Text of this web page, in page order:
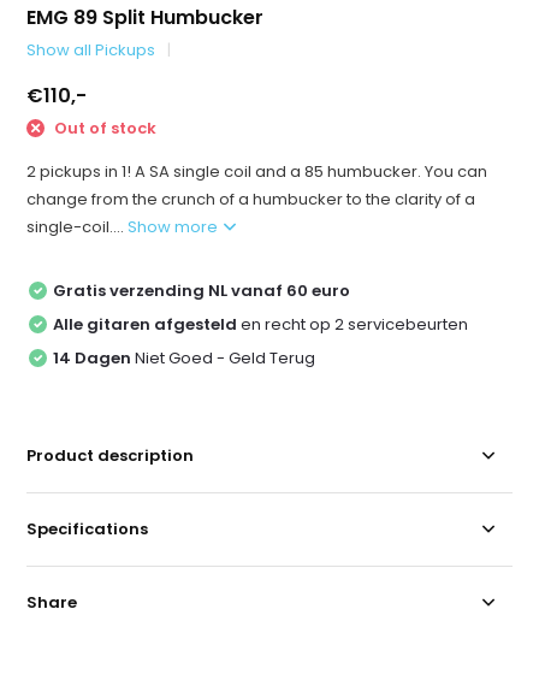
EMG 89 Split Humbucker
Show all Pickups
€110,-
Out of stock
2 pickups in 1! A SA single coil and a 85 humbucker. You can
change from the crunch of a humbucker to the clarity of a
single-coil....Show more
Gratis verzending NL vanaf 60 euro
Alle gitaren afgesteld en recht op 2 servicebeurten
14 Dagen Niet Goed - Geld Terug
Product description
Specifications
Share